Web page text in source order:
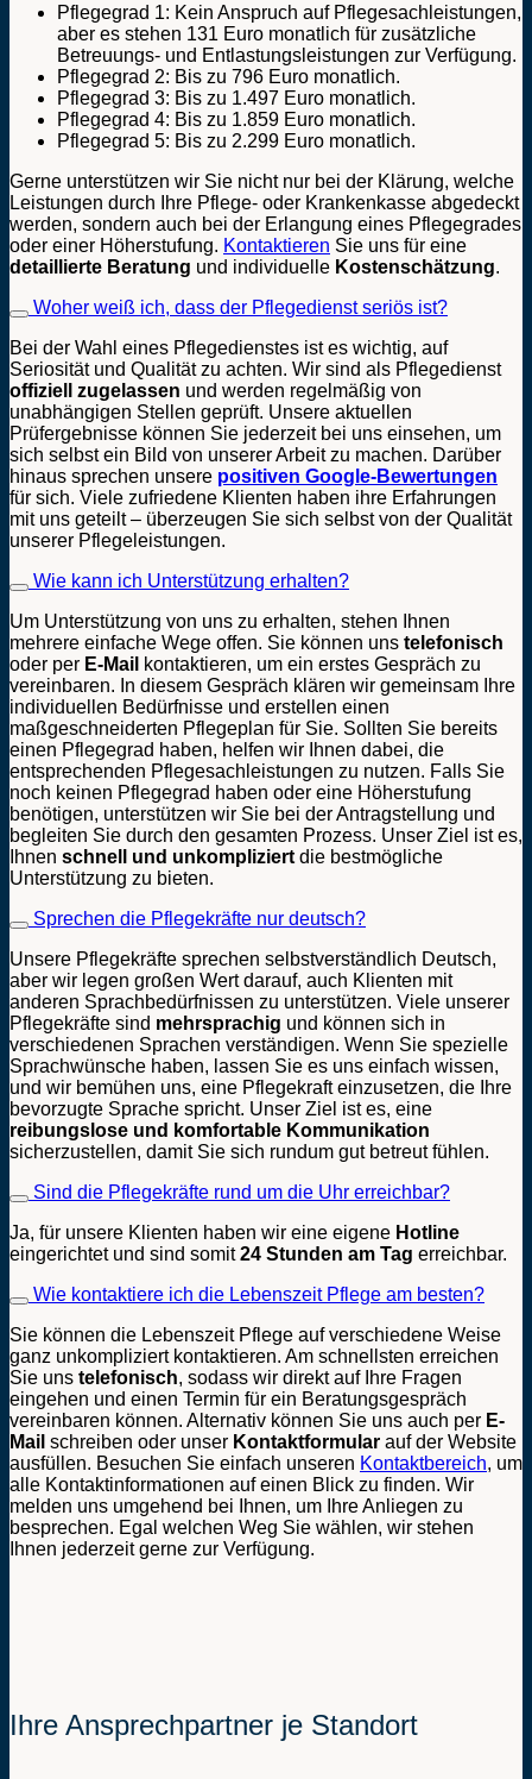
Pflegegrad 1: Kein Anspruch auf Pflegesachleistungen,
aber es stehen 131 Euro monatlich für zusätzliche
Betreuungs- und Entlastungsleistungen zur Verfügung.
Pflegegrad 2: Bis zu 796 Euro monatlich.
Pflegegrad 3: Bis zu 1.497 Euro monatlich.
Pflegegrad 4: Bis zu 1.859 Euro monatlich.
Pflegegrad 5: Bis zu 2.299 Euro monatlich.
Gerne unterstützen wir Sie nicht nur bei der Klärung, welche
Leistungen durch Ihre Pflege- oder Krankenkasse abgedeckt
werden, sondern auch bei der Erlangung eines Pflegegrades
oder einer Höherstufung. Kontaktieren Sie uns für eine
detaillierte Beratung und individuelle Kostenschätzung.
Woher weiß ich, dass der Pflegedienst seriös ist?
Bei der Wahl eines Pflegedienstes ist es wichtig, auf
Seriosität und Qualität zu achten. Wir sind als Pflegedienst
offiziell zugelassen und werden regelmäßig von
unabhängigen Stellen geprüft. Unsere aktuellen
Prüfergebnisse können Sie jederzeit bei uns einsehen, um
sich selbst ein Bild von unserer Arbeit zu machen. Darüber
hinaus sprechen unsere positiven Google-Bewertungen
für sich. Viele zufriedene Klienten haben ihre Erfahrungen
mit uns geteilt – überzeugen Sie sich selbst von der Qualität
unserer Pflegeleistungen.
Wie kann ich Unterstützung erhalten?
Um Unterstützung von uns zu erhalten, stehen Ihnen
mehrere einfache Wege offen. Sie können uns telefonisch
oder per E-Mail kontaktieren, um ein erstes Gespräch zu
vereinbaren. In diesem Gespräch klären wir gemeinsam Ihre
individuellen Bedürfnisse und erstellen einen
maßgeschneiderten Pflegeplan für Sie. Sollten Sie bereits
einen Pflegegrad haben, helfen wir Ihnen dabei, die
entsprechenden Pflegesachleistungen zu nutzen. Falls Sie
noch keinen Pflegegrad haben oder eine Höherstufung
benötigen, unterstützen wir Sie bei der Antragstellung und
begleiten Sie durch den gesamten Prozess. Unser Ziel ist es,
Ihnen schnell und unkompliziert die bestmögliche
Unterstützung zu bieten.
Sprechen die Pflegekräfte nur deutsch?
Unsere Pflegekräfte sprechen selbstverständlich Deutsch,
aber wir legen großen Wert darauf, auch Klienten mit
anderen Sprachbedürfnissen zu unterstützen. Viele unserer
Pflegekräfte sind mehrsprachig und können sich in
verschiedenen Sprachen verständigen. Wenn Sie spezielle
Sprachwünsche haben, lassen Sie es uns einfach wissen,
und wir bemühen uns, eine Pflegekraft einzusetzen, die Ihre
bevorzugte Sprache spricht. Unser Ziel ist es, eine
reibungslose und komfortable Kommunikation
sicherzustellen, damit Sie sich rundum gut betreut fühlen.
Sind die Pflegekräfte rund um die Uhr erreichbar?
Ja, für unsere Klienten haben wir eine eigene Hotline
eingerichtet und sind somit24 Stunden am Tag erreichbar.
Wie kontaktiere ich die Lebenszeit Pflege am besten?
Sie können die Lebenszeit Pflege auf verschiedene Weise
ganz unkompliziert kontaktieren. Am schnellsten erreichen
Sie uns telefonisch, sodass wir direkt auf Ihre Fragen
eingehen und einen Termin für ein Beratungsgespräch
vereinbaren können. Alternativ können Sie uns auch per E-
Mail schreiben oder unser Kontaktformular auf der Website
ausfüllen. Besuchen Sie einfach unseren Kontaktbereich, um
alle Kontaktinformationen auf einen Blick zu finden. Wir
melden uns umgehend bei Ihnen, um Ihre Anliegen zu
besprechen. Egal welchen Weg Sie wählen, wir stehen
Ihnen jederzeit gerne zur Verfügung.
Ihre Ansprechpartner je Standort